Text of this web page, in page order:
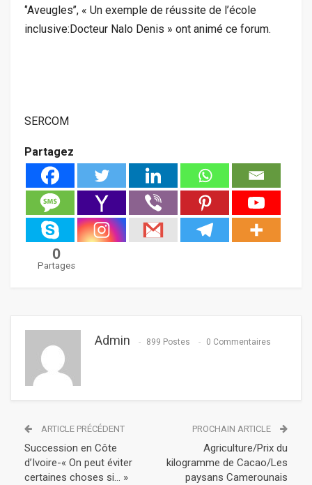
‘’Aveugles’’, « Un exemple de réussite de l’école
inclusive:Docteur Nalo Denis » ont animé ce forum.
SERCOM
Partagez
0
Partages
Admin 899 Postes 0 Commentaires
ARTICLE PRÉCÉDENT
Succession en Côte
d’Ivoire-« On peut éviter
certaines choses si… »
PROCHAIN ARTICLE
Agriculture/Prix du
kilogramme de Cacao/Les
paysans Camerounais